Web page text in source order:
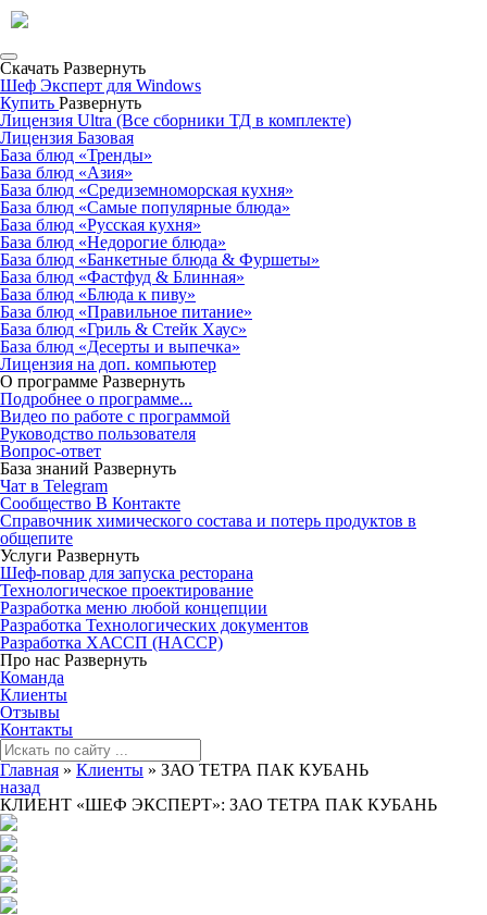
Скачать Развернуть
Шеф Эксперт для Windows
Купить Развернуть
Лицензия Ultra (Все сборники ТД в комплекте)
Лицензия Базовая
База блюд «Тренды»
База блюд «Азия»
База блюд «Средиземноморская кухня»
База блюд «Самые популярные блюда»
База блюд «Русская кухня»
База блюд «Недорогие блюда»
База блюд «Банкетные блюда & Фуршеты»
База блюд «Фастфуд & Блинная»
База блюд «Блюда к пиву»
База блюд «Правильное питание»
База блюд «Гриль & Стейк Хаус»
База блюд «Десерты и выпечка»
Лицензия на доп. компьютер
О программе Развернуть
Подробнее о программе...
Видео по работе с программой
Руководство пользователя
Вопрос-ответ
База знаний Развернуть
Чат в Telegram
Сообщество В Контакте
Справочник химического состава и потерь продуктов в
общепите
Услуги Развернуть
Шеф-повар для запуска ресторана
Технологическое проектирование
Разработка меню любой концепции
Разработка Технологических документов
Разработка ХАССП (HACCP)
Про нас Развернуть
Команда
Клиенты
Отзывы
Контакты
Главная » Клиенты » ЗАО ТЕТРА ПАК КУБАНЬ
назад
КЛИЕНТ «ШЕФ ЭКСПЕРТ»: ЗАО ТЕТРА ПАК КУБАНЬ